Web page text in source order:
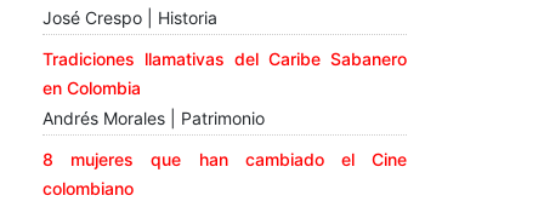
José Crespo | Historia
Tradiciones llamativas del Caribe Sabanero
en Colombia
Andrés Morales | Patrimonio
8 mujeres que han cambiado el Cine
colombiano